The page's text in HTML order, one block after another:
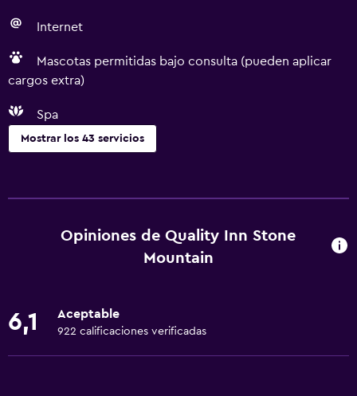
Internet
Mascotas permitidas bajo consulta (pueden aplicar
cargos extra)
Spa
Mostrar los 43 servicios
Wifi gratis
Wifi disponible en todas las instalaciones
Alarma de humo
Calefacción
Opiniones de Quality Inn Stone
Mountain
6,1 Aceptable
922 calificaciones verificadas